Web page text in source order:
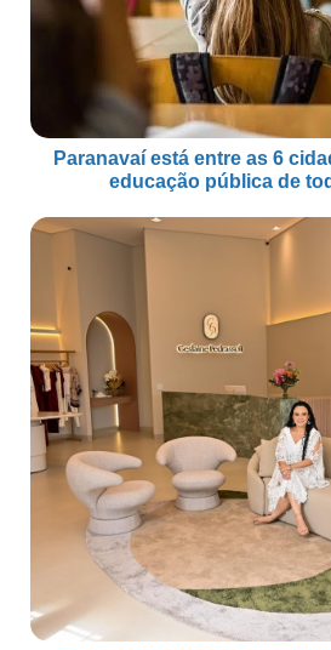
Paranavaí está entre as 6
educação pública de